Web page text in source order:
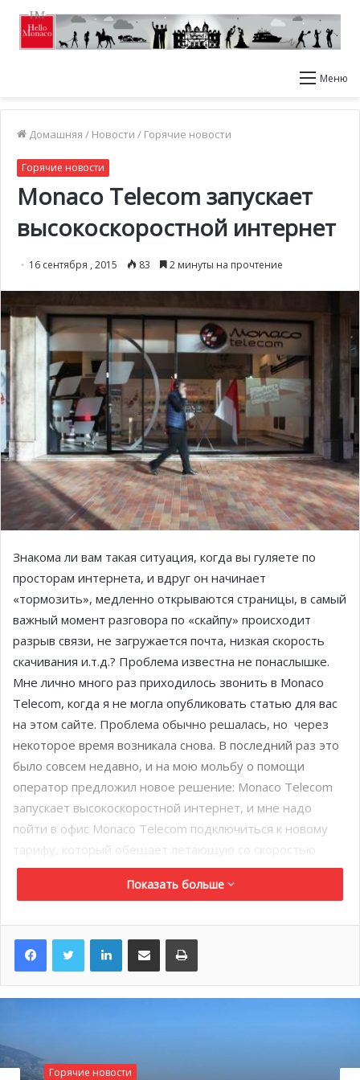
Меню
Домашняя / Новости / Горячие новости
Горячие новости
Monaco Telecom запускает
высокоскоростной интернет
16 сентября , 2015 83 2 минуты на прочтение
Знакома ли вам такая ситуация, когда вы гуляете по
просторам интернета, и вдруг он начинает
«тормозить», медленно открываются страницы, в самый
важный момент разговора по «скайпу» происходит
разрыв связи, не загружается почта, низкая скорость
скачивания и.т.д.? Проблема известна не понаслышке.
Мне лично много раз приходилось звонить в Monaco
Telecom, когда я не могла опубликовать статью для вас
на этом сайте. Проблема обычно решалась, но через
некоторое время возникала снова. В последний раз это
было совсем недавно, и на мою мольбу о помощи
оператор предложил новое решение: Monaco Telecom
запускает высокоскоростной интернет, и мне надо
пойти в офис Monaco Telecom подключиться к новому
тарифу, который обещает летающую со скоростью
звука сеть.
Ультра-скоростной интернет 1Gbit в секунду+ 83
Не буду утомлять вас техническими деталями, но важно
знать, что с прошлой недели монегаскский оператор
предлагает доступ к ультра-скоростному интернету.
Телеком: «Теперь всё будет гораздо удобнее и проще
Показать больше
LinkedInПоделиться по электронной почте Распечатать
Горячие новости